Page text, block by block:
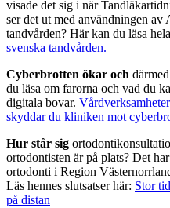
visade det sig i när
ser det ut med användningen
tandvården? Här kan du läsa
svenska tandvården.
Cyberbrotten ökar och
du läsa om farorna och vad du
digitala bovar.
skyddar du kliniken mot
Hur står sig
ortodontisten är på plats? Det
ortodonti i Region
Läs hennes slutsatser här: Stor
på distan